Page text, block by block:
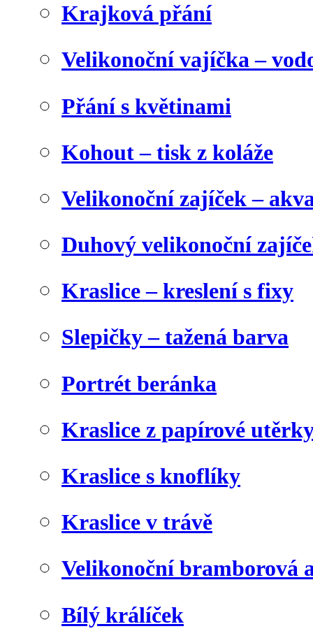
Krajková přání
Velikonoční vajíčka –
Přání s květinami
Kohout – tisk z koláže
Velikonoční zajíček –
Duhový velikonoční
Kraslice – kreslení s fixy
Slepičky – tažená barva
Portrét beránka
Kraslice z papírové
Kraslice s knoflíky
Kraslice v trávě
Velikonoční bramborová
Bílý králíček